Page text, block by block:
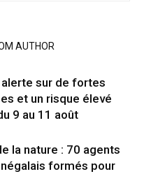
AUTHOR
alerte sur de fortes
et un risque élevé
9 au 11 août
la nature : 70 agents
formés pour